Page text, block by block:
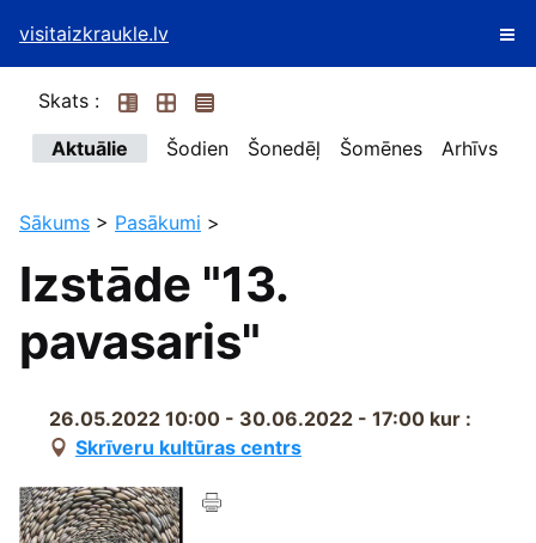
visitaizkraukle.lv
Skats :
Aktuālie
Šodien Šonedēļ Šomēnes Arhīvs
Sākums > Pasākumi >
Izstāde "13.
pavasaris"
26.05.2022 10:00 - 30.06.2022 - 17:00 kur :
Skrīveru kultūras centrs